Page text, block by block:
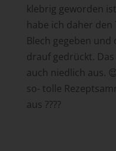
klebrig geworden
habe ich daher den
Blech gegeben und
drauf gedrückt.
auch niedlich aus.
so- tolle
aus ????